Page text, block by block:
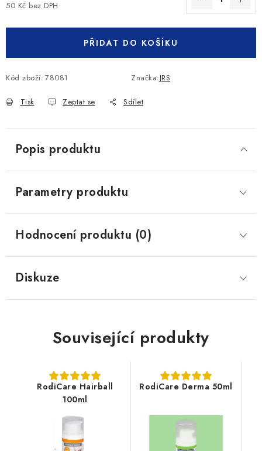
50 Kč bez DPH
PŘIDAT DO KOŠÍKU
Kód zboží: 78081 Značka:JRS
Tisk Zeptat se Sdílet
Popis produktu
Parametry produktu
Hodnocení produktu (0)
Diskuze
Související produkty
RodiCare Hairball
100ml
RodiCare Derma 50ml